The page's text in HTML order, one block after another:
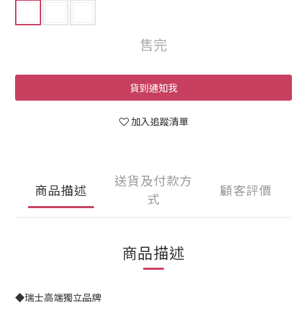
售完
貨到通知我
加入追蹤清單
商品描述
送貨及付款方
式
顧客評價
商品描述
◆瑞士高端獨立品牌